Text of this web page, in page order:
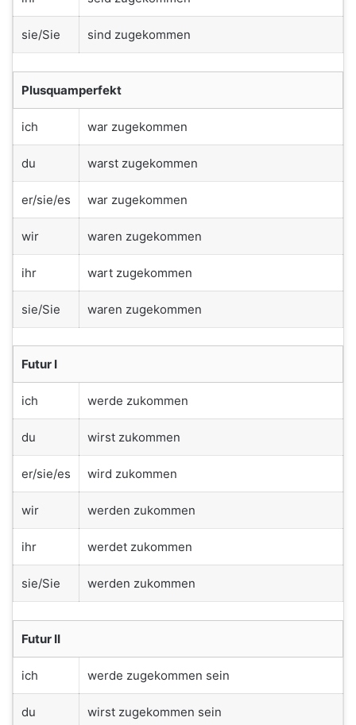
sie/Sie sind zugekommen
Plusquamperfekt
ich war zugekommen
du warst zugekommen
er/sie/es war zugekommen
wir waren zugekommen
ihr wart zugekommen
sie/Sie waren zugekommen
Futur I
ich werde zukommen
du wirst zukommen
er/sie/es wird zukommen
wir werden zukommen
ihr werdet zukommen
sie/Sie werden zukommen
Futur II
ich werde zugekommen sein
du wirst zugekommen sein